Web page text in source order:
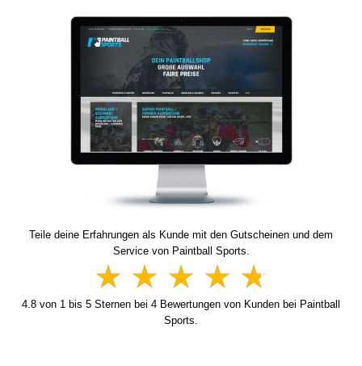
Teile deine Erfahrungen als Kunde mit den Gutscheinen und dem
Service von Paintball Sports.
4.8 von 1 bis 5 Sternen bei 4 Bewertungen von Kunden bei Paintball
Sports.